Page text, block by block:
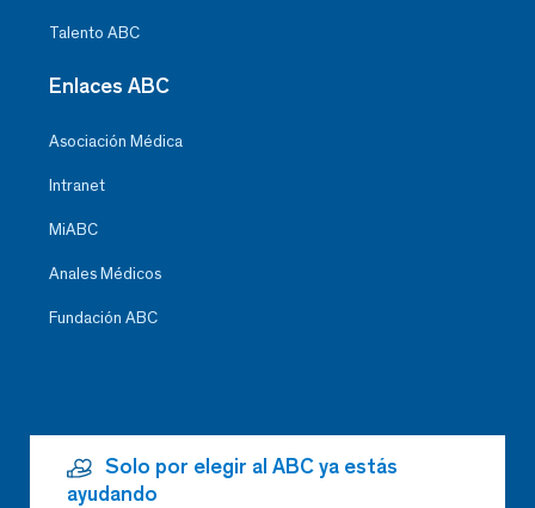
Talento ABC
Enlaces ABC
Asociación Médica
Intranet
MiABC
Anales Médicos
Fundación ABC
Solo por elegir al ABC ya estás
ayudando